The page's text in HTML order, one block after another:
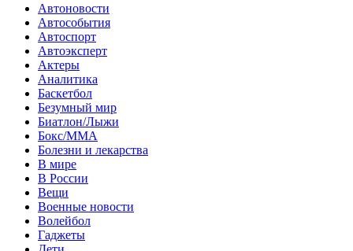
Автоновости
Автособытия
Автоспорт
Автоэксперт
Актеры
Аналитика
Баскетбол
Безумный мир
Биатлон/Лыжи
Бокс/MMA
Болезни и лекарства
В мире
В России
Вещи
Военные новости
Волейбол
Гаджеты